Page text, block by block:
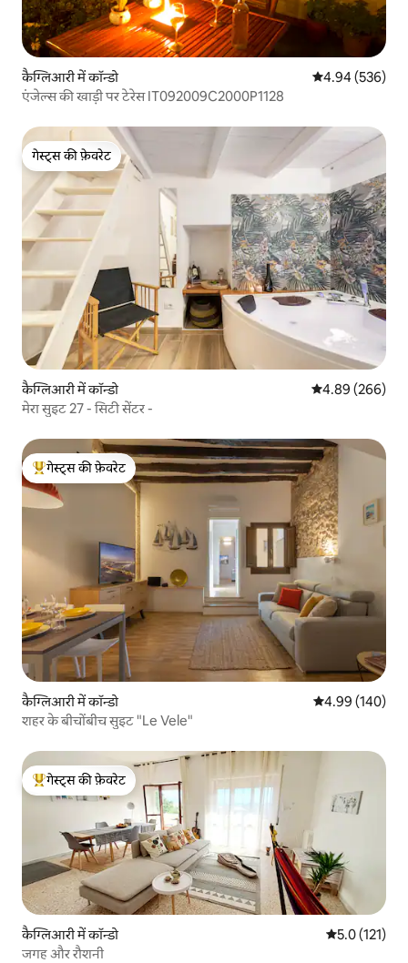
कैग्लिआरी में कॉन्डो औसत रेटिंग 5 में से
4.94 (536)
एंजेल्स की खाड़ी पर टेरेस IT092009C2000P1128
गेस्ट्स की फ़ेवरेट
गेस्ट्स की फ़ेवरेट
कैग्लिआरी में कॉन्डो औसत रेटिंग 5 में से
4.89 (266)
मेरा सुइट 27 - सिटी सेंटर -
गेस्ट्स का टॉप फ़ेवरेट
गेस्ट्स की फ़ेवरेट
कैग्लिआरी में कॉन्डो औसत रेटिंग 5 में से
4.99 (140)
शहर के बीचोंबीच सुइट "Le Vele"
गेस्ट्स का टॉप फ़ेवरेट
गेस्ट्स की फ़ेवरेट
कैग्लिआरी में कॉन्डो औसत रेटिंग 5 में
5.0 (121)
जगह और रौशनी